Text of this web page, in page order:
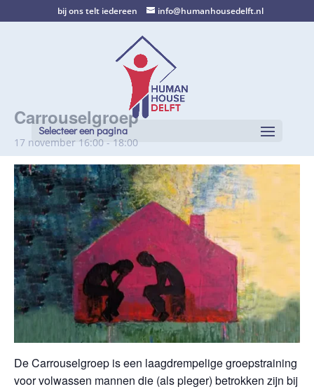
bij ons telt iedereen info@humanhousedelft.nl
Selecteer een pagina
Carrouselgroep
17 november 16:00 - 18:00
De Carrouselgroep is een laagdrempelige groepstraining
voor volwassen mannen die (als pleger) betrokken zijn bij